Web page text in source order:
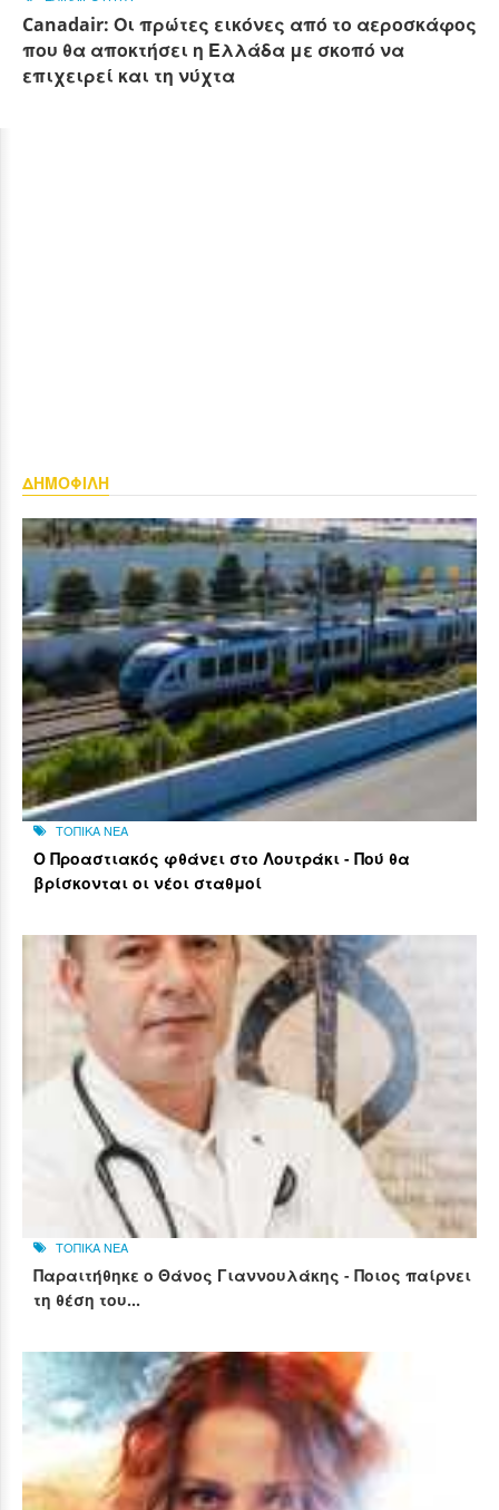
Canadair: Οι πρώτες εικόνες από το αεροσκάφος
που θα αποκτήσει η Ελλάδα με σκοπό να
επιχειρεί και τη νύχτα
ΔΗΜΟΦΙΛΗ
ΤΟΠΙΚΑ ΝΕΑ
Ο Προαστιακός φθάνει στο Λουτράκι - Πού θα
βρίσκονται οι νέοι σταθμοί
ΤΟΠΙΚΑ ΝΕΑ
Παραιτήθηκε ο Θάνος Γιαννουλάκης - Ποιος παίρνει
τη θέση του...